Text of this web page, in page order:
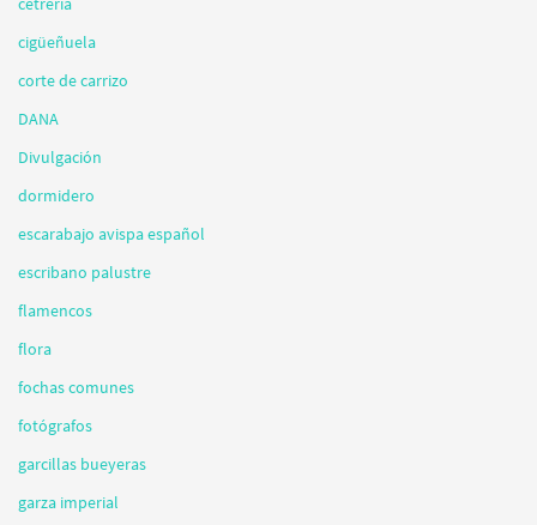
cigüeñuela
corte de carrizo
DANA
Divulgación
dormidero
escarabajo avispa español
escribano palustre
flamencos
flora
fochas comunes
fotógrafos
garcillas bueyeras
garza imperial